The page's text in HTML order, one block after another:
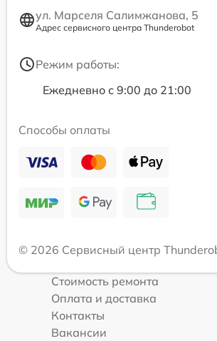
ул. Марселя Салимжанова, 5
Адрес сервисного центра Thunderobot
Режим работы:
Ежедневно с 9:00 до 21:00
Способы оплаты
© 2026 Сервисный центр
Стоимость ремонта
Оплата и доставка
Контакты
Вакансии